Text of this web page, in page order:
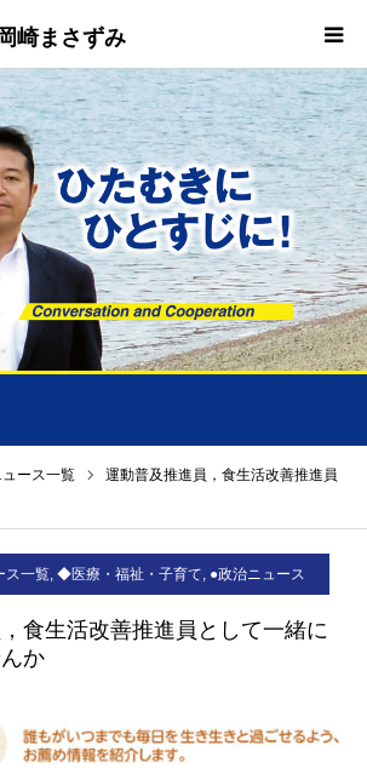
崎まさずみ
ュース一覧
運動普及推進員，食生活改善推進員
ス一覧, ◆医療・福祉・子育て, ●政治ニュース
食生活改善推進員として一緒に
か
クス